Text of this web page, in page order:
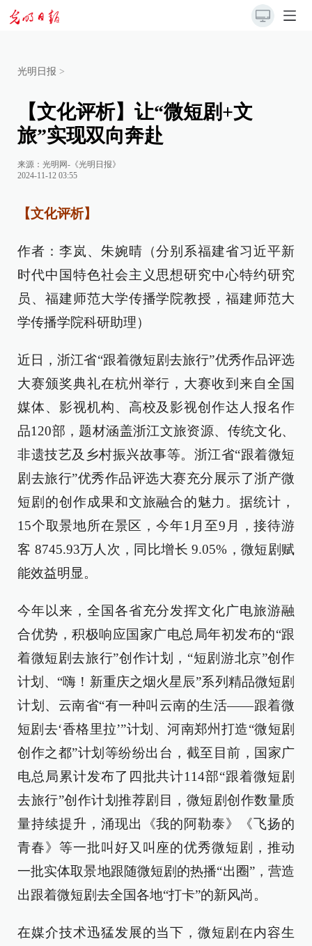
光明日报 >
【文化评析】让“微短剧+文
旅”实现双向奔赴
来源： 光明网-《光明日报》
2024-11-12 03:55
【文化评析】
作者：李岚、朱婉晴（分别系福建省习近平新
时代中国特色社会主义思想研究中心特约研究
员、福建师范大学传播学院教授，福建师范大
学传播学院科研助理）
近日，浙江省“跟着微短剧去旅行”优秀作品评选
大赛颁奖典礼在杭州举行，大赛收到来自全国
媒体、影视机构、高校及影视创作达人报名作
品120部，题材涵盖浙江文旅资源、传统文化、
非遗技艺及乡村振兴故事等。浙江省“跟着微短
剧去旅行”优秀作品评选大赛充分展示了浙产微
短剧的创作成果和文旅融合的魅力。据统计，
15个取景地所在景区，今年1月至9月，接待游
客 8745.93万人次，同比增长 9.05%，微短剧赋
能效益明显。
今年以来，全国各省充分发挥文化广电旅游融
合优势，积极响应国家广电总局年初发布的“跟
着微短剧去旅行”创作计划，“短剧游北京”创作
计划、“嗨！新重庆之烟火星辰”系列精品微短剧
计划、云南省“有一种叫云南的生活——跟着微
短剧去‘香格里拉’”计划、河南郑州打造“微短剧
创作之都”计划等纷纷出台，截至目前，国家广
电总局累计发布了四批共计114部“跟着微短剧
去旅行”创作计划推荐剧目，微短剧创作数量质
量持续提升，涌现出《我的阿勒泰》《飞扬的
青春》等一批叫好又叫座的优秀微短剧，推动
一批实体取景地跟随微短剧的热播“出圈”，营造
出跟着微短剧去全国各地“打卡”的新风尚。
在媒介技术迅猛发展的当下，微短剧在内容生